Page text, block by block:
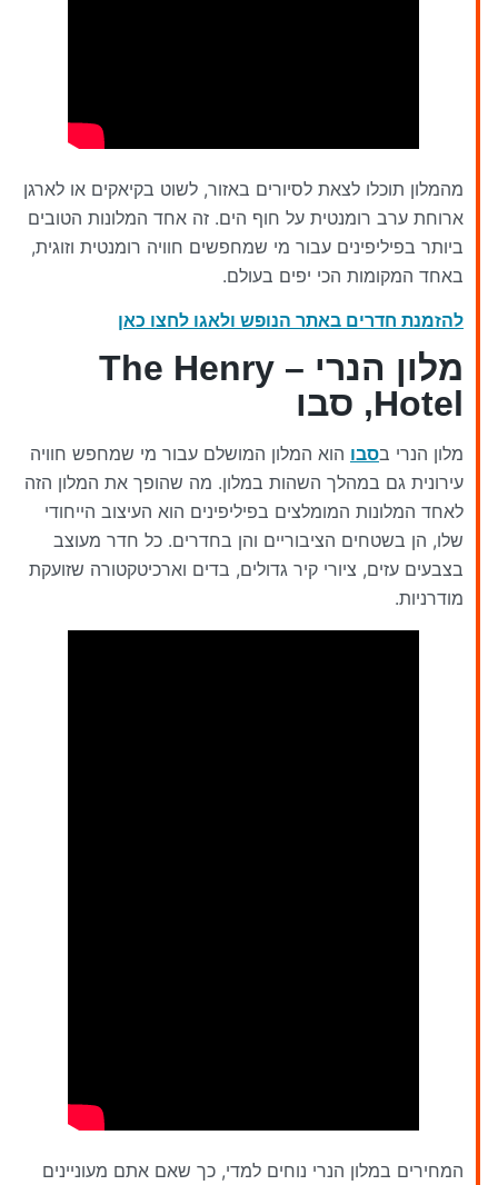
מהמלון תוכלו לצאת לסיורים באזור, לשוט בקיאקים או לארגן
ארוחת ערב רומנטית על חוף הים. זה אחד המלונות הטובים
ביותר בפיליפינים עבור מי שמחפשים חוויה רומנטית וזוגית,
באחד המקומות הכי יפים בעולם.
להזמנת חדרים באתר הנופש ולאגו לחצו כאן
מלון הנרי – The Henry
Hotel, סבו
מלון הנרי בסבו הוא המלון המושלם עבור מי שמחפש חוויה
עירונית גם במהלך השהות במלון. מה שהופך את המלון הזה
לאחד המלונות המומלצים בפיליפינים הוא העיצוב הייחודי
שלו, הן בשטחים הציבוריים והן בחדרים. כל חדר מעוצב
בצבעים עזים, ציורי קיר גדולים, בדים וארכיטקטורה שזועקת
מודרניות.
המחירים במלון הנרי נוחים למדי, כך שאם אתם מעוניינים